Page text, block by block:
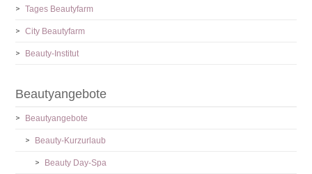
Tages Beautyfarm
City Beautyfarm
Beauty-Institut
Beautyangebote
Beautyangebote
Beauty-Kurzurlaub
Beauty Day-Spa